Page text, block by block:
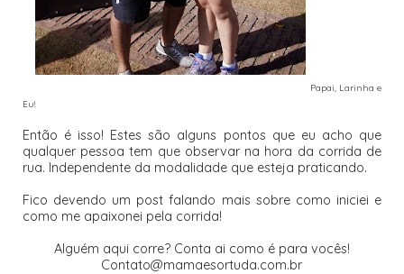
Papai, Larinha e
Eu!
Então é isso! Estes são alguns pontos que eu acho que
qualquer pessoa tem que observar na hora da corrida de
rua. Independente da modalidade que esteja praticando.
Fico devendo um post falando mais sobre como iniciei e
como me apaixonei pela corrida!
Alguém aqui corre? Conta ai como é para vocês!
Contato@mamaesortuda.com.br